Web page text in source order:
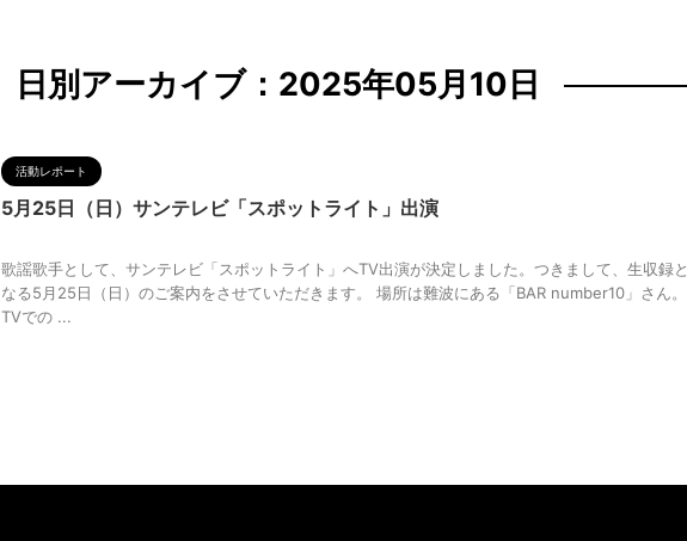
日別アーカイブ：2025年05月10日
活動レポート
5月25日（日）サンテレビ「スポットライト」出演
歌謡歌手として、サンテレビ「スポットライト」へTV出演が決定しました。つきまして、生収録と
なる5月25日（日）のご案内をさせていただきます。 場所は難波にある「BAR number10」さん。
TVでの ...